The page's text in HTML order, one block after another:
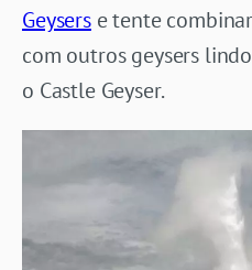
Geyserse tente
com outros geysers
o Castle Geyser.